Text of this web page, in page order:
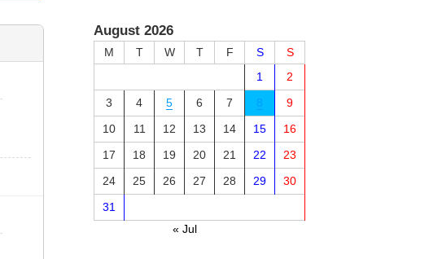
August 2026
M T W T F S
S
1
2
3
4 5 6 7 8
9
10
11 12 13 14 15
16
17
18 19 20 21 22
23
24
25 26 27 28 29
30
31
« Jul